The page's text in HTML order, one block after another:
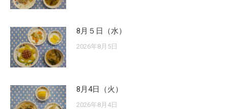
8月５日（水）
2026年8月5日
8月4日（火）
2026年8月4日